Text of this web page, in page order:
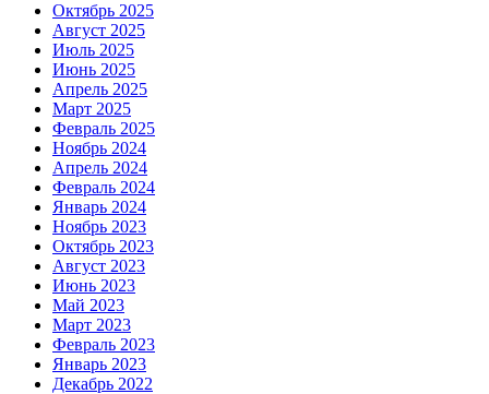
Октябрь 2025
Август 2025
Июль 2025
Июнь 2025
Апрель 2025
Март 2025
Февраль 2025
Ноябрь 2024
Апрель 2024
Февраль 2024
Январь 2024
Ноябрь 2023
Октябрь 2023
Август 2023
Июнь 2023
Май 2023
Март 2023
Февраль 2023
Январь 2023
Декабрь 2022